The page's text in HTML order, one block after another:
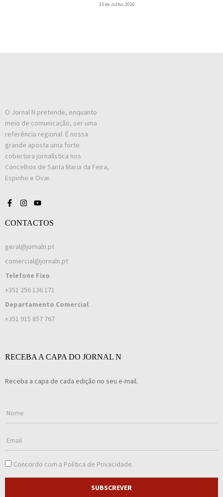
15 de Julho, 2026
O Jornal N pretende, enquanto
meio de comunicação, ser uma
referência regional. É nossa
grande aposta uma forte
cobertura jornalística nos
Concelhos de Santa Maria da Feira,
Espinho e Ovar.
CONTACTOS
geral@jornaln.pt
comercial@jornaln.pt
Telefone Fixo
+351 256 136 171
Departamento Comercial
+351 915 857 767
RECEBA A CAPA DO JORNAL N
Receba a capa de cada edição no seu e-mail.
Concordo com a Política de Privacidade.
SUBSCREVER